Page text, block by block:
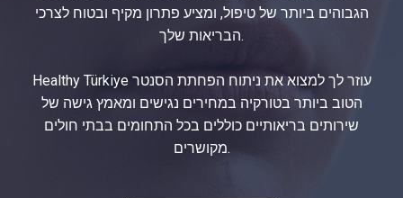
הגבוהים ביותר של טיפול, ומציע פתרון מקיף ובטוח לצרכי
הבריאות שלך.
Healthy Türkiye עוזר לך למצוא את ניתוח הפחתת הסנטר
הטוב ביותר בטורקיה במחירים נגישים ומאמץ גישה של
שירותים בריאותיים כוללים בכל התחומים בבתי חולים
מקושרים.